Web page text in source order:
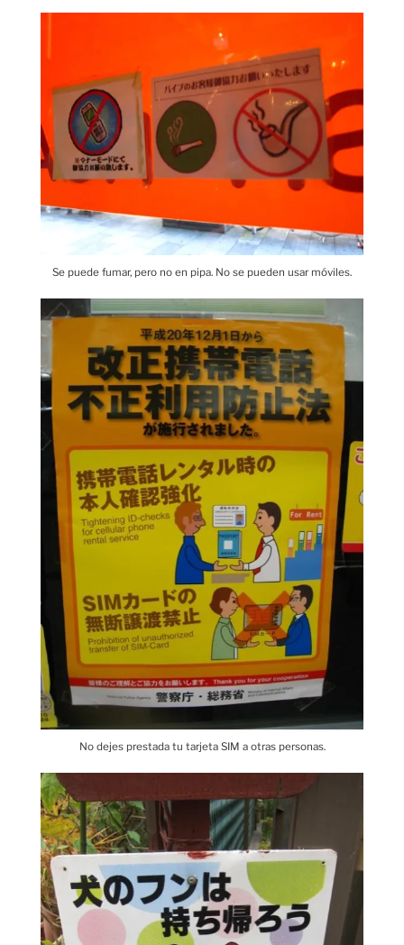
Se puede fumar, pero no en pipa. No se pueden usar móviles.
No dejes prestada tu tarjeta SIM a otras personas.